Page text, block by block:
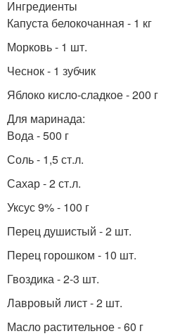
Ингредиенты
Капуста белокочанная - 1 кг
Морковь - 1 шт.
Чеснок - 1 зубчик
Яблоко кисло-сладкое - 200 г
Для маринада:
Вода - 500 г
Соль - 1,5 ст.л.
Сахар - 2 ст.л.
Уксус 9% - 100 г
Перец душистый - 2 шт.
Перец горошком - 10 шт.
Гвоздика - 2-3 шт.
Лавровый лист - 2 шт.
Масло растительное - 60 г